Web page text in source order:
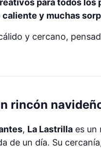
para todos los
y muchas
y cercano,
rincón
, La Lastrilla es un
de un día. Su